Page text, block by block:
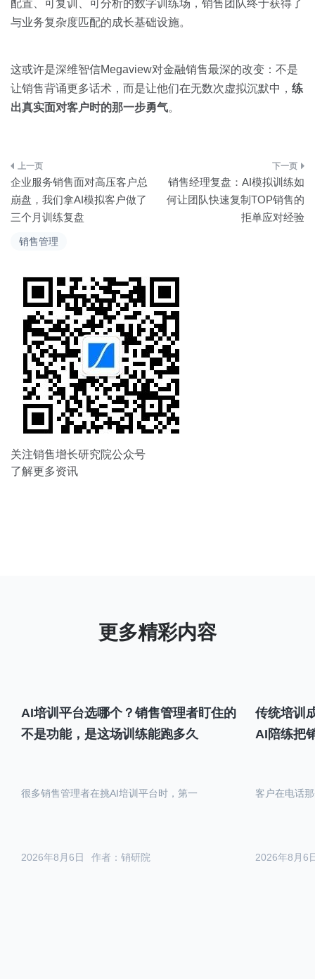
销售管理
配置、可复训、可分析的数字训练场，销售团队终于获得了
与业务复杂度匹配的成长基础设施。
这或许是深维智信Megaview对金融销售最深的改变：不是
让销售背诵更多话术，而是让他们在无数次虚拟沉默中， 练
出真实面对客户时的那一步勇气。
文
章
导
企业服务销售面对高压客户总
崩盘，我们拿AI模拟客户做了
三个月训练复盘
销售经理复盘：AI模拟训练如
何让团队快速复制TOP销售的
拒单应对经验
关注销售增长研究院公众号
了解更多资讯
AI培训平台选哪个？销售管理者盯住的
不是功能，是这场训练能跑多久
作者：销研院
2026年8月6日
很多销售管理者在挑AI培训平台时，第一
传统培训
AI陪练把
2026年8月6
客户在电话